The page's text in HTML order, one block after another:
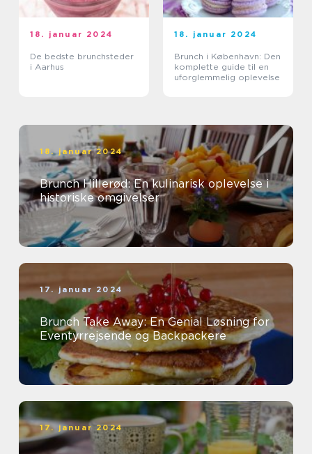
18. januar 2024
De bedste brunchsteder
i Aarhus
18. januar 2024
Brunch i København: Den
komplette guide til en
uforglemmelig oplevelse
18. januar 2024
Brunch Hillerød: En kulinarisk oplevelse i
historiske omgivelser
17. januar 2024
Brunch Take Away: En Genial Løsning for
Eventyrrejsende og Backpackere
17. januar 2024